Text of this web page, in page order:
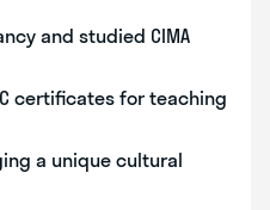
and studied CIMA
certificates for teaching
a unique cultural